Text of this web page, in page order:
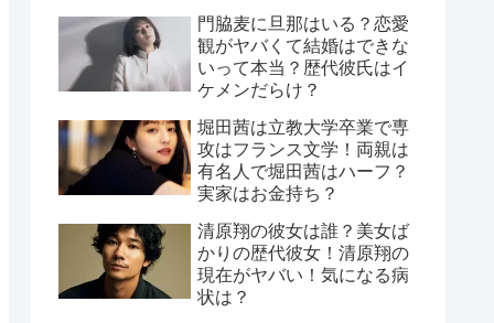
門脇麦に旦那はいる？恋愛
観がヤバくて結婚はできな
いって本当？歴代彼氏はイ
ケメンだらけ？
堀田茜は立教大学卒業で専
攻はフランス文学！両親は
有名人で堀田茜はハーフ？
実家はお金持ち？
清原翔の彼女は誰？美女ば
かりの歴代彼女！清原翔の
現在がヤバい！気になる病
状は？